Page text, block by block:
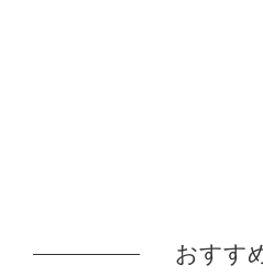
おすす